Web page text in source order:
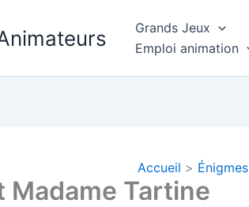
Grands Jeux
Emploi animation
Accueil Énigmes
Madame Tartine